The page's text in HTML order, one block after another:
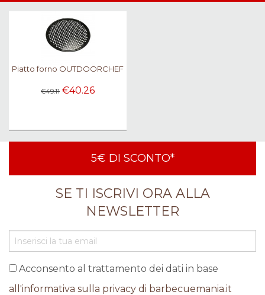
Piatto forno OUTDOORCHEF
€49.11 €40.26
5€ DI SCONTO*
SE TI ISCRIVI ORA ALLA
NEWSLETTER
Acconsento al trattamento dei dati in base
all'informativa sulla privacy di barbecuemania.it